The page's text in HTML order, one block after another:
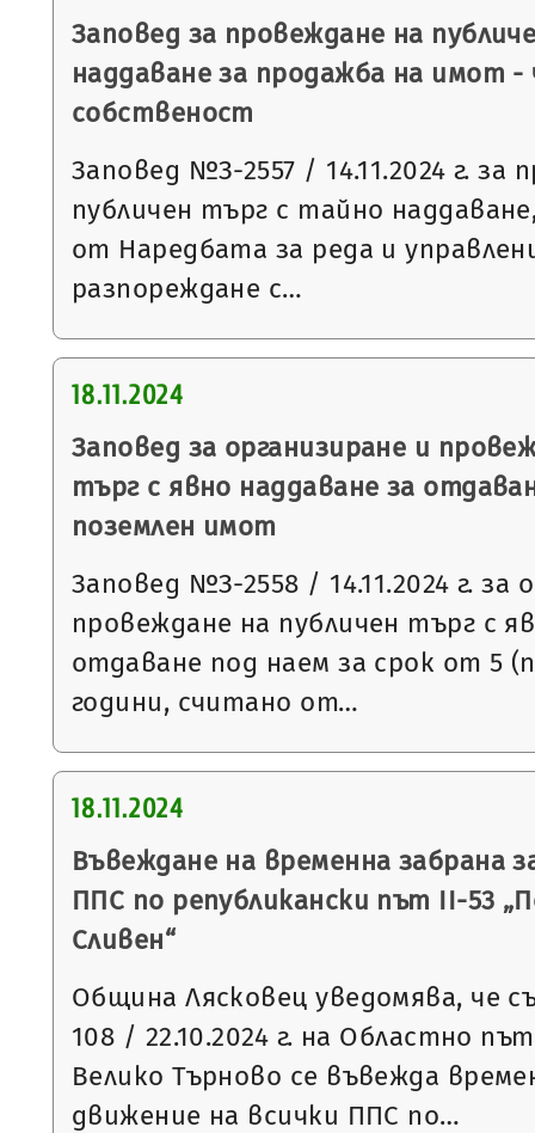
Заповед за провеждане на
наддаване за продажба на имот
собственост
Заповед №З-2557 / 14.11.2024 г. за
публичен търг с тайно наддаване,
от Наредбата за реда и
разпореждане с…
18.11.2024
Заповед за организиране и
търг с явно наддаване за
поземлен имот
Заповед №З-2558 / 14.11.2024 г. за
провеждане на публичен търг с
отдаване под наем за срок от 5
години, считано от…
18.11.2024
Въвеждане на временна забрана
ППС по републикански път ІІ-53
Сливен“
Община Лясковец уведомява, че
108 / 22.10.2024 г. на Областно
Велико Търново се въвежда
движение на всички ППС по…